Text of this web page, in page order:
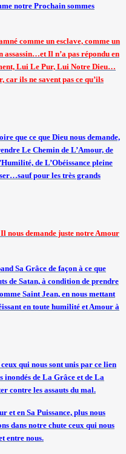
notre Prochain sommes
comme un esclave, comme un
Il n’a pas répondu en
Lui Le Pur, Lui Notre Dieu…
car ils ne savent pas ce qu’ils
que ce que Dieu nous demande,
Le Chemin de L’Amour, de
de L’Obéissance pleine
pour les très grands
nous demande juste notre Amour
Sa Grâce de façon à ce que
de Satan, à condition de prendre
Saint Jean, en nous mettant
en toute humilité et Amour à
qui nous sont unis par ce lien
inondés de La Grâce et de La
contre les assauts du mal.
et en Sa Puissance, plus nous
dans notre chute ceux qui nous
entre nous.